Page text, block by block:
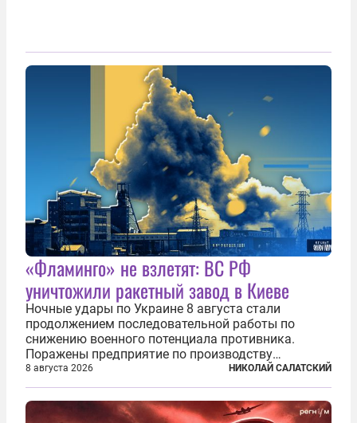
«Фламинго» не взлетят: ВС РФ
уничтожили ракетный завод в Киеве
Ночные удары по Украине 8 августа стали
продолжением последовательной работы по
снижению военного потенциала противника.
Поражены предприятие по производству
крылатых ракет, крупный склад топлива и два
сухогруза с военными грузами. Дополнительно
нанесены удары по объектам в ряде городов. В
Киеве...
8 августа 2026 НИКОЛАЙ САЛАТСКИЙ